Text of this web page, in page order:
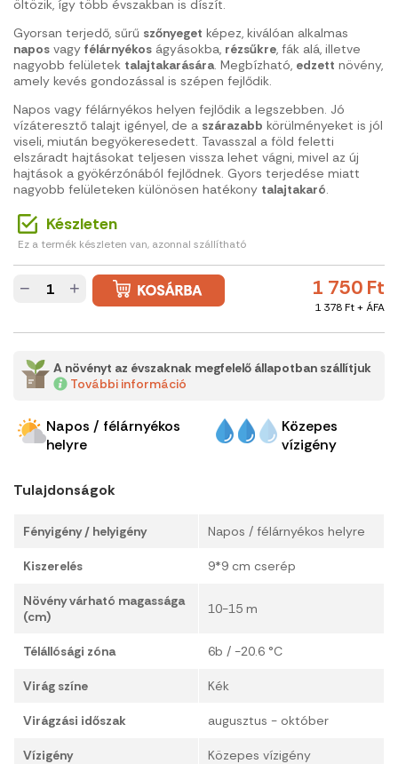
öltözik, így több évszakban is díszít.
Gyorsan terjedő, sűrű szőnyeget képez, kiválóan alkalmas
napos vagy félárnyékos ágyásokba, rézsűkre, fák alá, illetve
nagyobb felületek talajtakarására. Megbízható, edzett növény,
amely kevés gondozással is szépen fejlődik.
Napos vagy félárnyékos helyen fejlődik a legszebben. Jó
vízáteresztő talajt igényel, de a szárazabb körülményeket is jól
viseli, miután begyökeresedett. Tavasszal a föld feletti
elszáradt hajtásokat teljesen vissza lehet vágni, mivel az új
hajtások a gyökérzónából fejlődnek. Gyors terjedése miatt
nagyobb felületeken különösen hatékony talajtakaró.
Készleten
Ez a termék készleten van, azonnal szállítható
1 750 Ft
1 378 Ft + ÁFA
− +
A növényt az évszaknak megfelelő állapotban szállítjuk
További információ
Napos / félárnyékos
helyre
Közepes
vízigény
Tulajdonságok
Fényigény / helyigény Napos / félárnyékos helyre
Kiszerelés 9*9 cm cserép
Növény várható magassága
(cm)
10-15 m
Télállósági zóna 6b / -20.6 °C
Virág színe Kék
Virágzási időszak augusztus - október
Vízigény Közepes vízigény